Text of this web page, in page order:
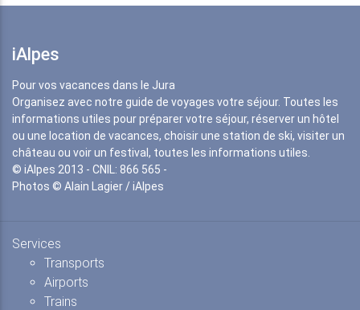
iAlpes
Pour vos vacances dans le Jura
Organisez avec notre guide de voyages votre séjour. Toutes les
informations utiles pour préparer votre séjour, réserver un hôtel
ou une location de vacances, choisir une station de ski, visiter un
château ou voir un festival, toutes les informations utiles.
© iAlpes 2013 - CNIL: 866 565 -
Photos © Alain Lagier / iAlpes
Services
Transports
Airports
Trains